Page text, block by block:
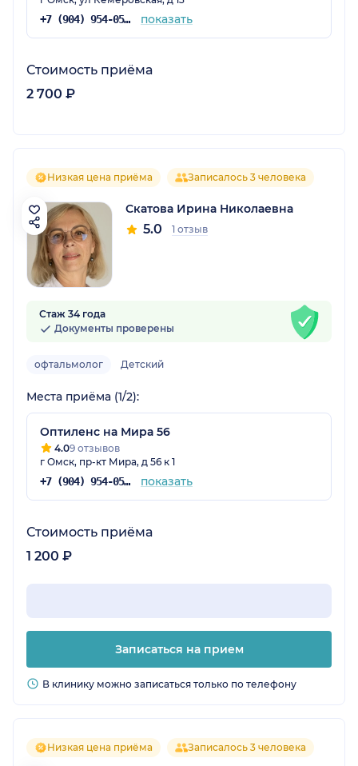
+7 (904) 954-05-47 показать
Стоимость приёма
2 700 ₽
Низкая цена приёма Записалось 3 человека
Скатова Ирина Николаевна
5.0 1 отзыв
Стаж 34 года
Документы проверены
офтальмолог Детский
Места приёма (1/2):
Оптиленс на Мира 56
4.09 отзывов
г Омск, пр-кт Мира, д 56 к 1
+7 (904) 954-05-69 показать
Стоимость приёма
1 200 ₽
Записаться на прием
В клинику можно записаться только по телефону
Низкая цена приёма Записалось 3 человека